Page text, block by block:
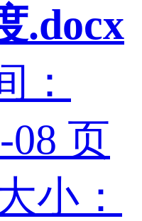
.docx
：
08 页
小：